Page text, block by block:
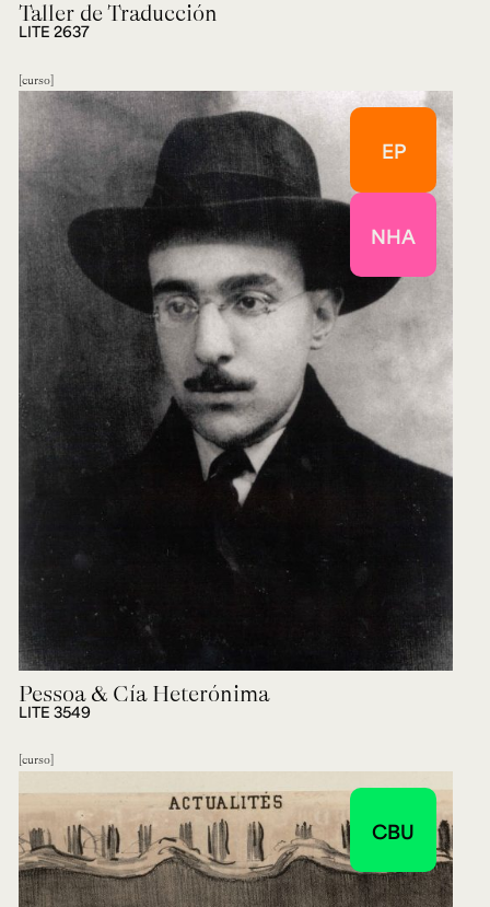
Taller de Traducción
LITE 2637
curso
EP
NHA
Pessoa & Cía Heterónima
LITE 3549
curso
CBU